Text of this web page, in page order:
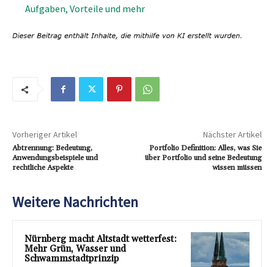
Aufgaben, Vorteile und mehr
Vorheriger Artikel
Abtrennung: Bedeutung,
Anwendungsbeispiele und
rechtliche Aspekte
Nächster Artikel
Portfolio Definition: Alles, was Sie
über Portfolio und seine Bedeutung
wissen müssen
Weitere Nachrichten
Nürnberg macht Altstadt wetterfest:
Mehr Grün, Wasser und
Schwammstadtprinzip